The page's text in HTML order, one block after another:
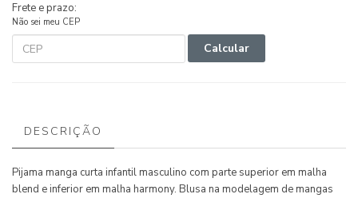
Frete e prazo:
Não sei meu CEP
Calcular
DESCRIÇÃO
Pijama manga curta infantil masculino com parte superior em malha
blend e inferior em malha harmony. Blusa na modelagem de mangas